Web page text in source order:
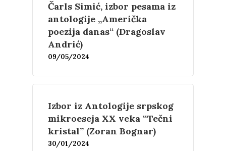
Čarls Simić, izbor pesama iz
antologije „Američka
poezija danas“ (Dragoslav
Andrić)
09/05/2024
Izbor iz Antologije srpskog
mikroeseja XX veka “Tečni
kristal” (Zoran Bognar)
30/01/2024